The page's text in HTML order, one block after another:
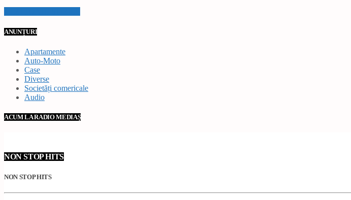
ANUNȚURI
Apartamente
Auto-Moto
Case
Diverse
Societăți comericale
Audio
ACUM LA RADIO MEDIAȘ
NON STOP HITS
NON STOP HITS